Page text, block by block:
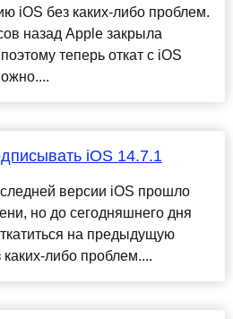
iOS без каких-либо проблем.
назад Apple закрыла
теперь откат с iOS
iOS 14.7.1
версии iOS прошло
но до сегодняшнего дня
на предыдущую
либо проблем....